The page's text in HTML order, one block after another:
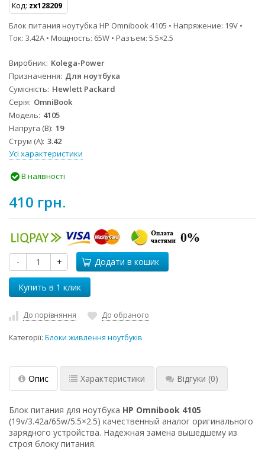
Код: zx128209
Блок питания ноутубка HP Omnibook 4105 • Напряжение: 19V •
Ток: 3.42A • Мощность: 65W • Разъем: 5.5×2.5
Виробник Kolega-Power
Призначення Для ноутбука
Сумісність Hewlett Packard
Серія OmniBook
Модель 4105
Напруга (В) 19
Струм (А) 3.42
Усі характеристики
В наявності
410 грн.
- + Додати в кошик
До порівняння До обраного
Категорії: Блоки живлення ноутбуків
Опис Характеристики Відгуки (0)
Блок питания для ноутбука HP Omnibook 4105
(19v/3.42a/65w/5.5×2.5) качественный аналог оригинального
зарядного устройства. Надежная замена вышедшему из
строя блоку питания.